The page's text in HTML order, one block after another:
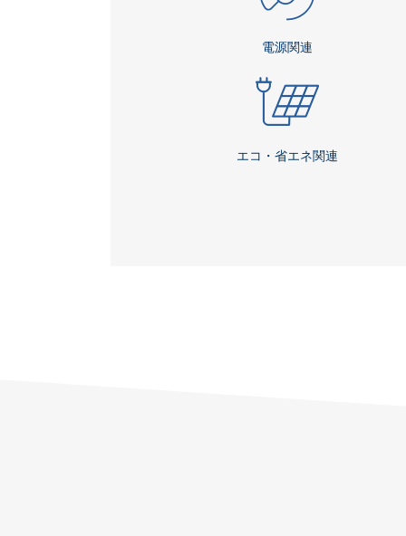
電源関連
エコ・省エネ関連